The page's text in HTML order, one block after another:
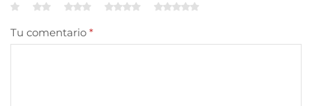
Tu comentario *